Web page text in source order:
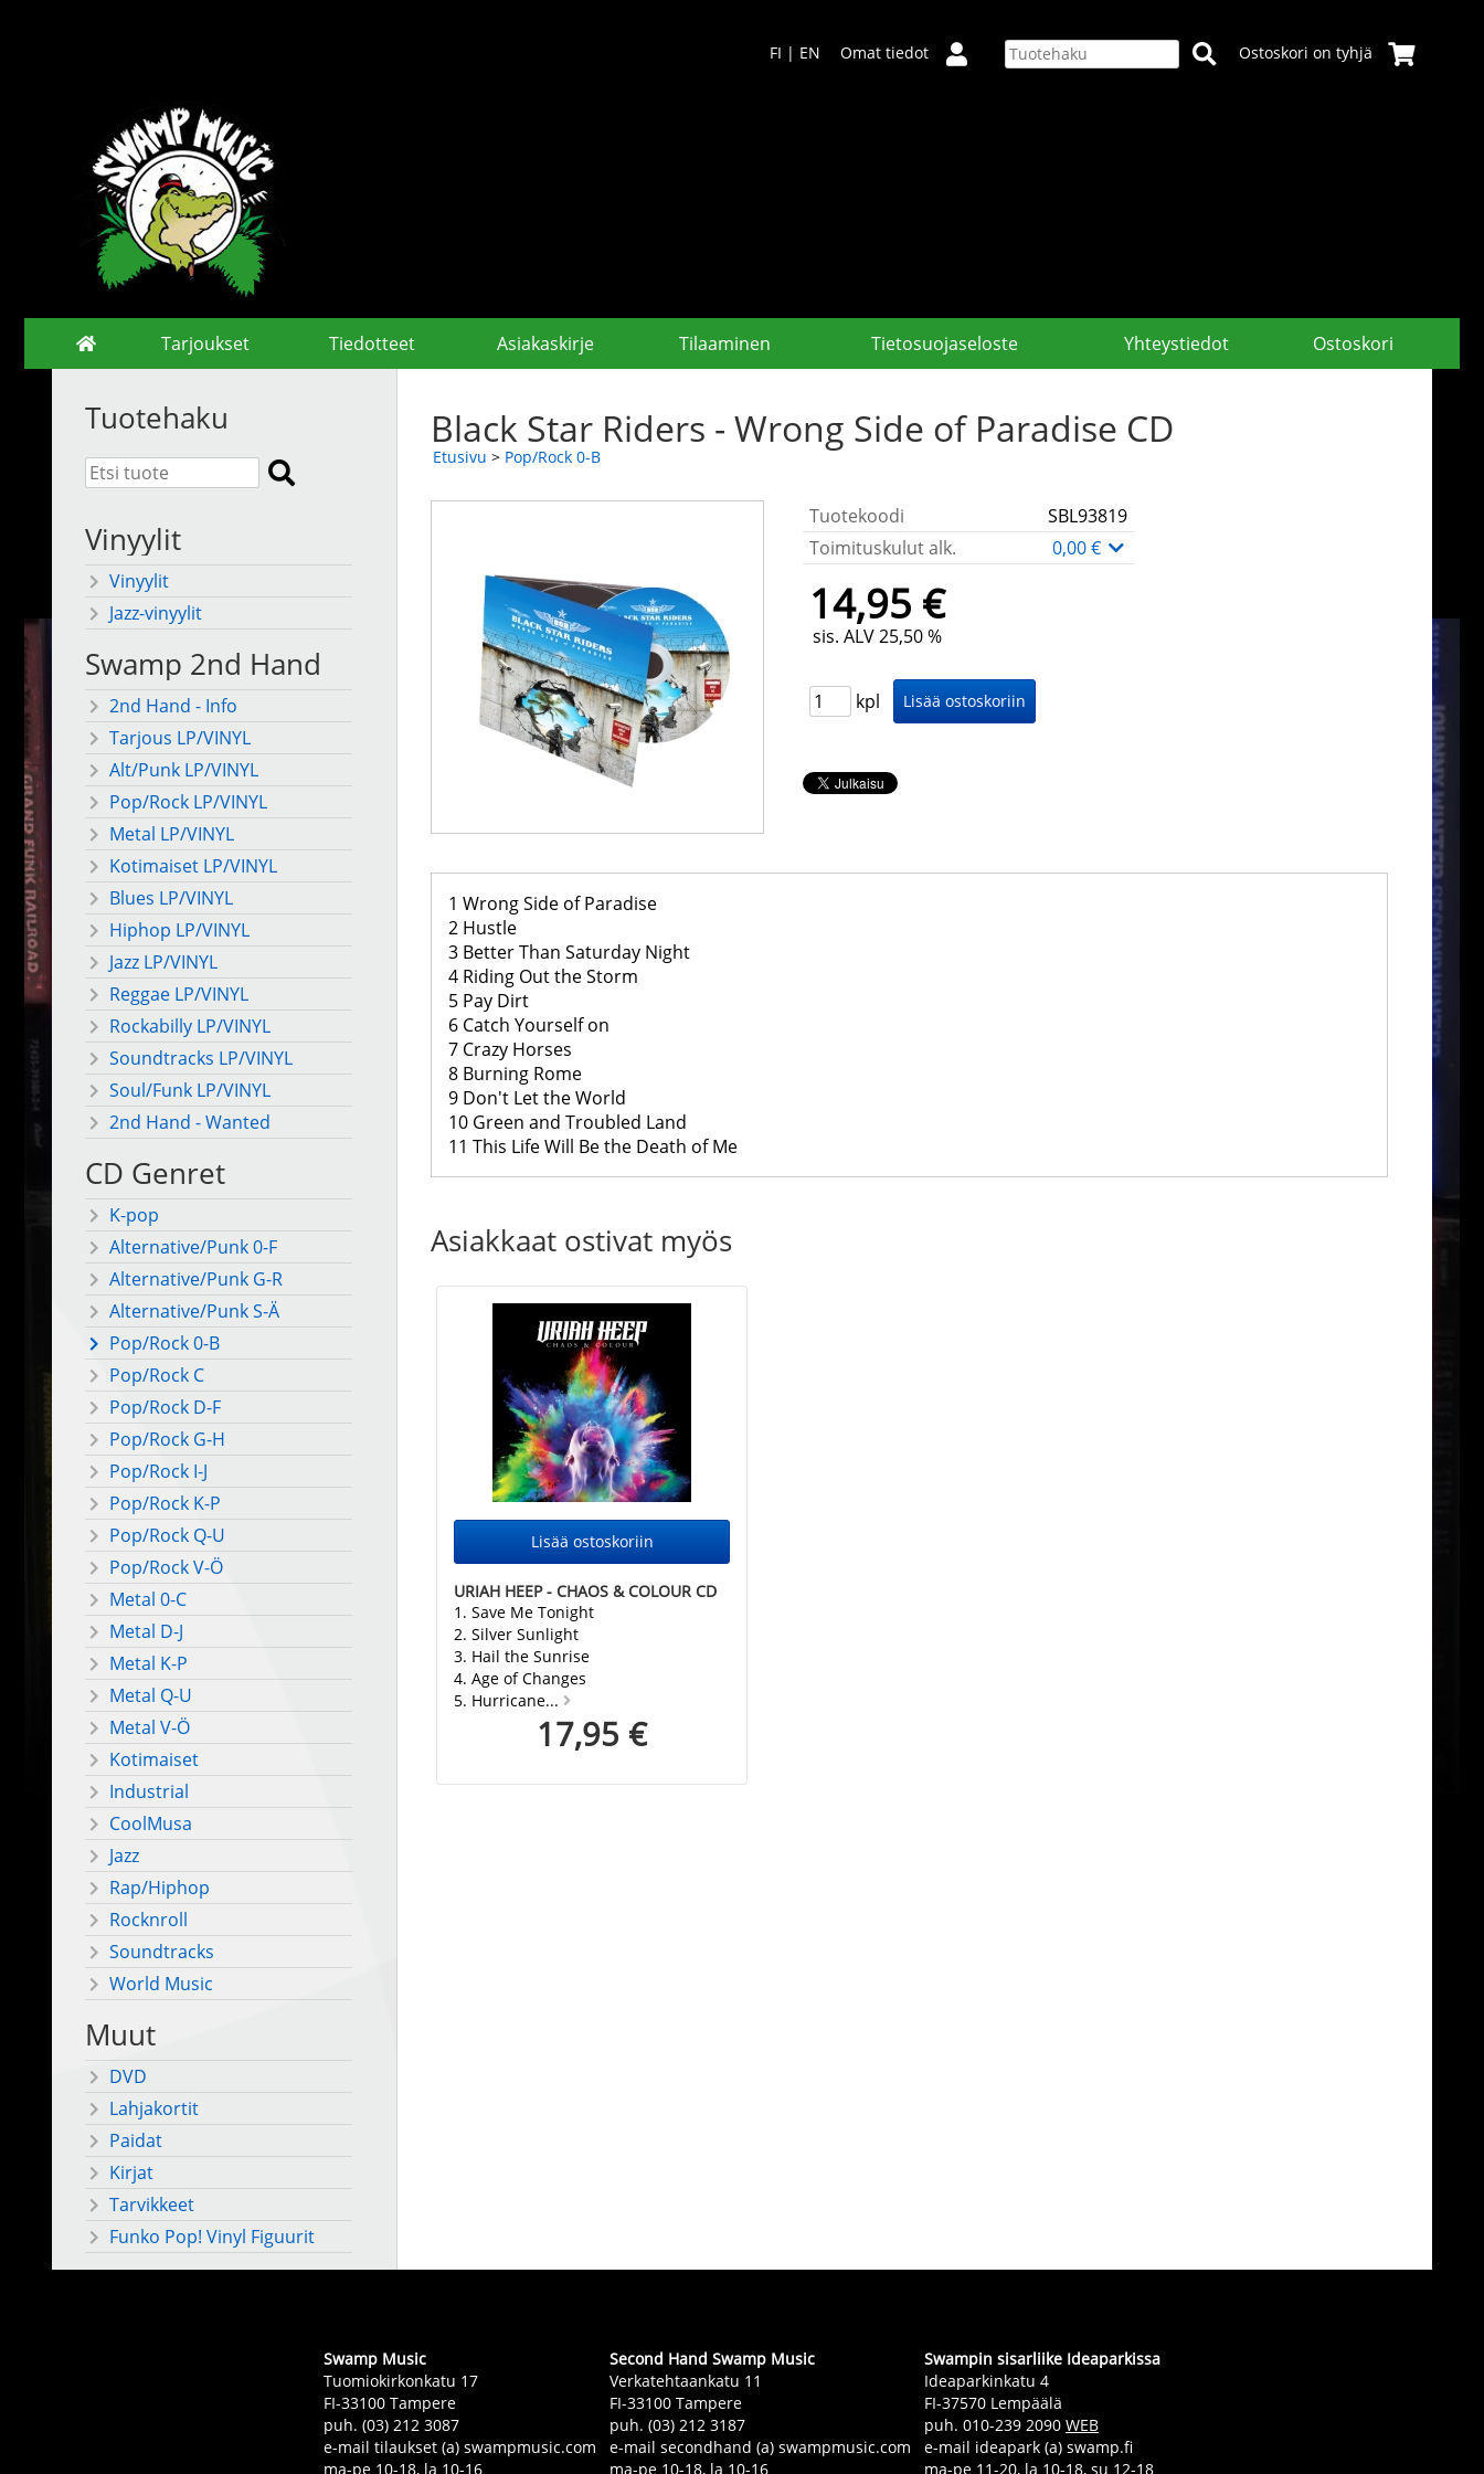
FI | EN Omat tiedot Ostoskori on tyhjä
Tarjoukset Tiedotteet Asiakaskirje Tilaaminen Tietosuojaseloste Yhteystiedot Ostoskori
Tuotehaku
Vinyylit
Vinyylit
Jazz-vinyylit
Swamp 2nd Hand
2nd Hand - Info
Tarjous LP/VINYL
Alt/Punk LP/VINYL
Pop/Rock LP/VINYL
Metal LP/VINYL
Kotimaiset LP/VINYL
Blues LP/VINYL
Hiphop LP/VINYL
Jazz LP/VINYL
Reggae LP/VINYL
Rockabilly LP/VINYL
Soundtracks LP/VINYL
Soul/Funk LP/VINYL
2nd Hand - Wanted
CD Genret
K-pop
Alternative/Punk 0-F
Alternative/Punk G-R
Alternative/Punk S-Ä
Pop/Rock 0-B
Pop/Rock C
Pop/Rock D-F
Pop/Rock G-H
Pop/Rock I-J
Pop/Rock K-P
Pop/Rock Q-U
Pop/Rock V-Ö
Metal 0-C
Metal D-J
Metal K-P
Metal Q-U
Metal V-Ö
Kotimaiset
Industrial
CoolMusa
Jazz
Rap/Hiphop
Rocknroll
Soundtracks
World Music
Muut
DVD
Lahjakortit
Paidat
Kirjat
Tarvikkeet
Funko Pop! Vinyl Figuurit
Black Star Riders - Wrong Side of Paradise CD
Etusivu > Pop/Rock 0-B
Tuotekoodi
SBL93819
Toimituskulut alk.
0,00 €
14,95 €
sis. ALV 25,50 %
kpl
1 Wrong Side of Paradise
2 Hustle
3 Better Than Saturday Night
4 Riding Out the Storm
5 Pay Dirt
6 Catch Yourself on
7 Crazy Horses
8 Burning Rome
9 Don't Let the World
10 Green and Troubled Land
11 This Life Will Be the Death of Me
Asiakkaat ostivat myös
URIAH HEEP - CHAOS & COLOUR CD
1. Save Me Tonight
2. Silver Sunlight
3. Hail the Sunrise
4. Age of Changes
5. Hurricane...
17,95 €
Swamp Music
Tuomiokirkonkatu 17
FI-33100 Tampere
puh. (03) 212 3087
e-mail tilaukset (a) swampmusic.com
ma-pe 10-18, la 10-16
Second Hand Swamp Music
Verkatehtaankatu 11
FI-33100 Tampere
puh. (03) 212 3187
e-mail secondhand (a) swampmusic.com
ma-pe 10-18, la 10-16
Swampin sisarliike Ideaparkissa
Ideaparkinkatu 4
FI-37570 Lempäälä
puh. 010-239 2090 WEB
e-mail ideapark (a) swamp.fi
ma-pe 11-20, la 10-18, su 12-18